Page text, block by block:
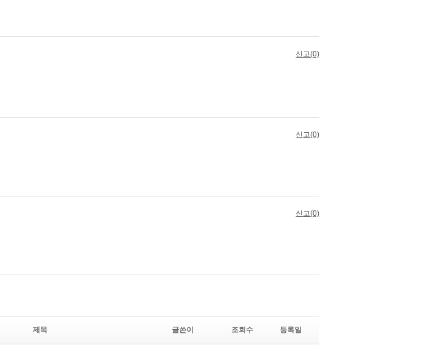
제목 글쓴이 조회수 등록일